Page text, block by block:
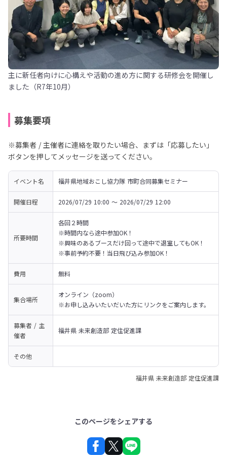
主に新任者向けに心構えや活動の進め方に関する研修会を開催し
ました（R7年10月）
募集要項
※募集者 / 主催者に連絡を取りたい場合、まずは「応募したい」
ボタンを押してメッセージを送ってください。
イベント名 福井県地域おこし協力隊 市町合同募集セミナー
開催日程 2026/07/29 10:00 〜 2026/07/29 12:00
所要時間
各回２時間
※時間内なら途中参加OK！
※興味のあるブースだけ回って途中で退室してもOK！
※事前予約不要！当日飛び込み参加OK！
費用 無料
集合場所
オンライン（zoom）
※お申し込みいたいだいた方にリンクをご案内します。
募集者 / 主
催者
福井県 未来創造部 定住促進課
その他
福井県 未来創造部 定住促進課
このページをシェアする